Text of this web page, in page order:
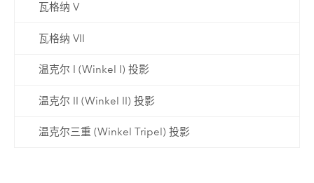
瓦格纳 V
瓦格纳 VII
温克尔 I (Winkel I) 投影
温克尔 II (Winkel II) 投影
温克尔三重 (Winkel Tripel) 投影